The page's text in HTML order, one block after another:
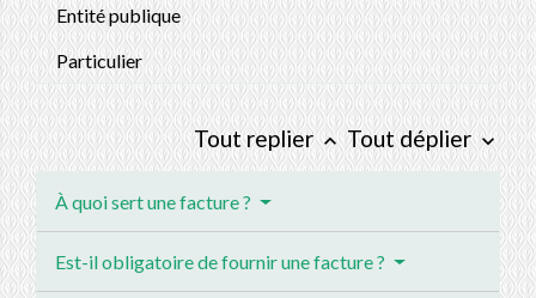
Entité publique
Particulier
Tout replier keyboard_arrow_up Tout déplier keyboard_arrow_down
À quoi sert une facture ?
Est-il obligatoire de fournir une facture ?